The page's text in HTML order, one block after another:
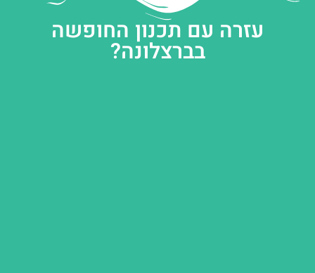
עזרה עם תכנון החופשה
בברצלונה?